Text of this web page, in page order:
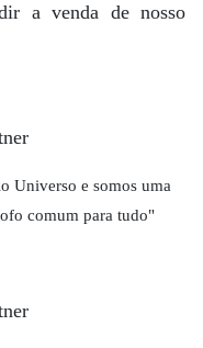
a venda de nosso
Universo e somos uma
comum para tudo"